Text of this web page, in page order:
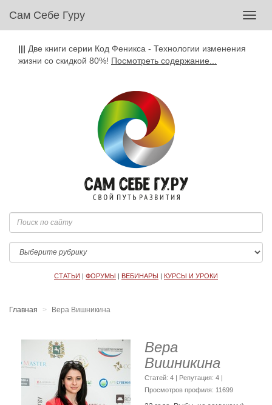
Сам Себе Гуру
||| Две книги серии Код Феникса - Технологии изменения
жизни со скидкой 80%! Посмотреть содержание...
СТАТЬИ | ФОРУМЫ | ВЕБИНАРЫ | КУРСЫ И УРОКИ
Главная Вера Вишникина
Вера
Вишникина
Cтатей: 4 | Репутация: 4 |
Просмотров профиля: 11699